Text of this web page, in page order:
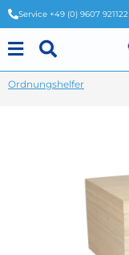
Service +49 (0) 9607 921122
Ordnungshelfer